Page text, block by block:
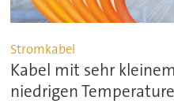
Stromkabel
Kabel mit sehr
niedrigen